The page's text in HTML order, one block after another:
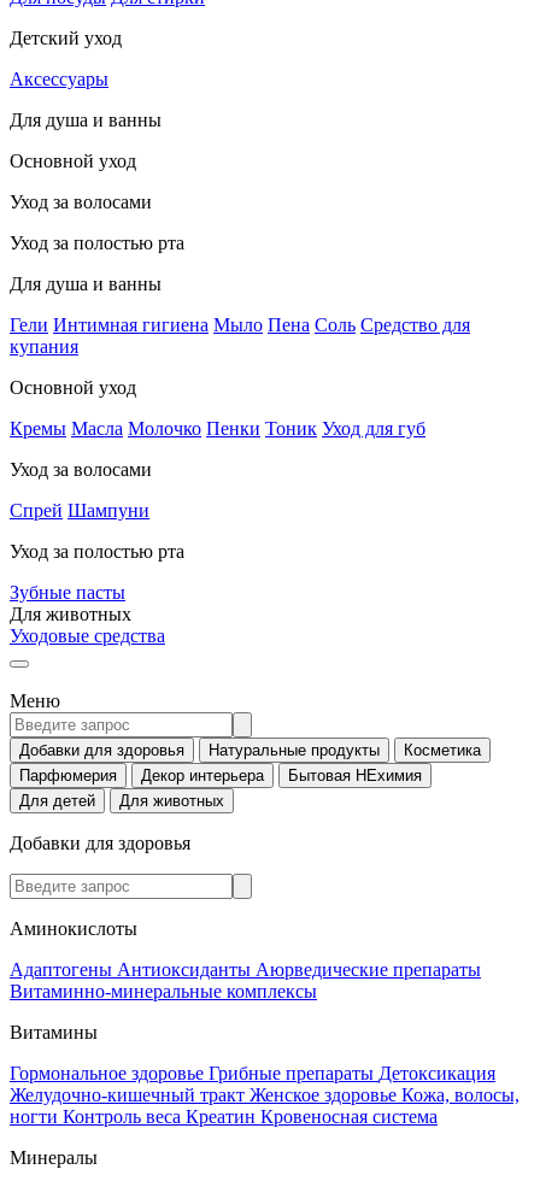
Детский уход
Аксессуары
Для душа и ванны
Основной уход
Уход за волосами
Уход за полостью рта
Для душа и ванны
Гели Интимная гигиена Мыло Пена Соль Средство для
купания
Основной уход
Кремы Масла Молочко Пенки Тоник Уход для губ
Уход за волосами
Спрей Шампуни
Уход за полостью рта
Зубные пасты
Для животных
Уходовые средства
Меню
Добавки для здоровья Натуральные продукты
Косметика
Парфюмерия
Декор интерьера
Бытовая НЕхимия
Для детей
Для животных
Добавки для здоровья
Аминокислоты
Адаптогены Антиоксиданты Аюрведические препараты
Витаминно-минеральные комплексы
Витамины
Гормональное здоровье Грибные препараты Детоксикация
Желудочно-кишечный тракт Женское здоровье Кожа, волосы,
ногти Контроль веса Креатин Кровеносная система
Минералы